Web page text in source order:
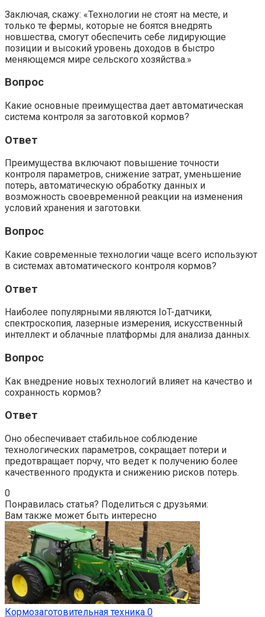
Заключая, скажу: «Технологии не стоят на месте, и
только те фермы, которые не боятся внедрять
новшества, смогут обеспечить себе лидирующие
позиции и высокий уровень доходов в быстро
меняющемся мире сельского хозяйства.»
Вопрос
Какие основные преимущества дает автоматическая
система контроля за заготовкой кормов?
Ответ
Преимущества включают повышение точности
контроля параметров, снижение затрат, уменьшение
потерь, автоматическую обработку данных и
возможность своевременной реакции на изменения
условий хранения и заготовки.
Вопрос
Какие современные технологии чаще всего используют
в системах автоматического контроля кормов?
Ответ
Наиболее популярными являются IoT-датчики,
спектроскопия, лазерные измерения, искусственный
интеллект и облачные платформы для анализа данных.
Вопрос
Как внедрение новых технологий влияет на качество и
сохранность кормов?
Ответ
Оно обеспечивает стабильное соблюдение
технологических параметров, сокращает потери и
предотвращает порчу, что ведет к получению более
качественного продукта и снижению рисков потерь.
0
Понравилась статья? Поделиться с друзьями:
Вам также может быть интересно
Кормозаготовительная техника 0